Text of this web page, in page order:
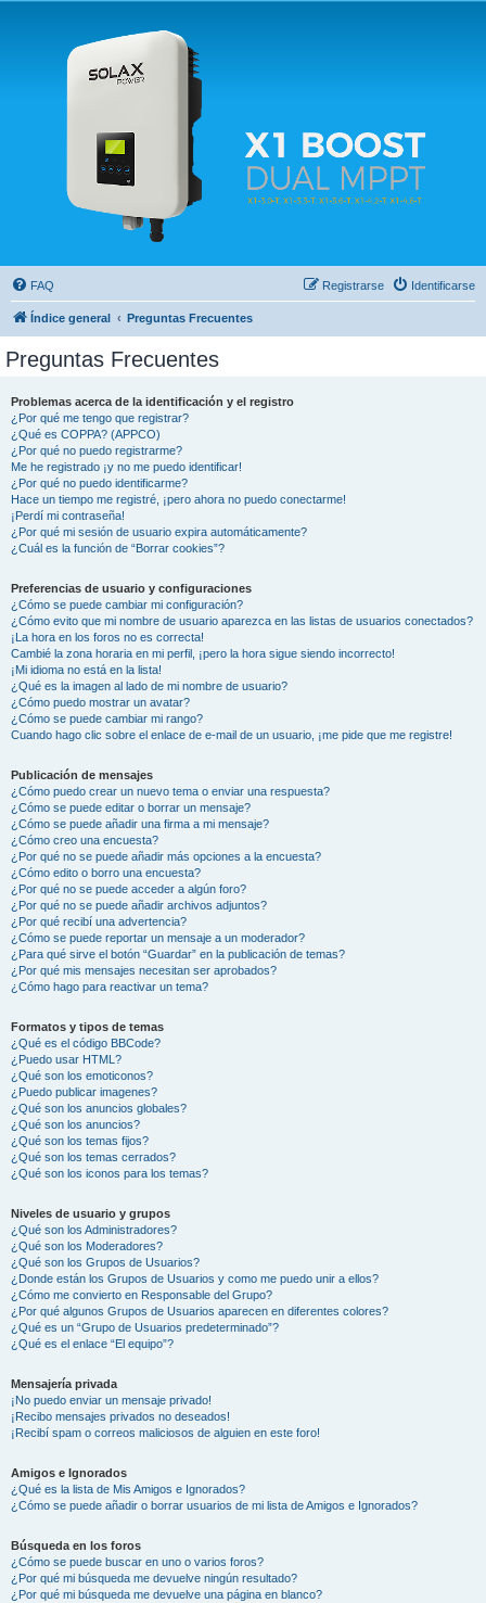
Solax FAQ
Lugar para intercambiar dudas sobre inversores solares Solax y temas relacionados.
FAQ Identificarse
Registrarse
Índice general Preguntas Frecuentes
Preguntas Frecuentes
Problemas acerca de la identificación y el registro
¿Por qué me tengo que registrar?
¿Qué es COPPA? (APPCO)
¿Por qué no puedo registrarme?
Me he registrado ¡y no me puedo identificar!
¿Por qué no puedo identificarme?
Hace un tiempo me registré, ¡pero ahora no puedo conectarme!
¡Perdí mi contraseña!
¿Por qué mi sesión de usuario expira automáticamente?
¿Cuál es la función de “Borrar cookies”?
Preferencias de usuario y configuraciones
¿Cómo se puede cambiar mi configuración?
¿Cómo evito que mi nombre de usuario aparezca en las listas de usuarios conectados?
¡La hora en los foros no es correcta!
Cambié la zona horaria en mi perfil, ¡pero la hora sigue siendo incorrecto!
¡Mi idioma no está en la lista!
¿Qué es la imagen al lado de mi nombre de usuario?
¿Cómo puedo mostrar un avatar?
¿Cómo se puede cambiar mi rango?
Cuando hago clic sobre el enlace de e-mail de un usuario, ¡me pide que me registre!
Publicación de mensajes
¿Cómo puedo crear un nuevo tema o enviar una respuesta?
¿Cómo se puede editar o borrar un mensaje?
¿Cómo se puede añadir una firma a mi mensaje?
¿Cómo creo una encuesta?
¿Por qué no se puede añadir más opciones a la encuesta?
¿Cómo edito o borro una encuesta?
¿Por qué no se puede acceder a algún foro?
¿Por qué no se puede añadir archivos adjuntos?
¿Por qué recibí una advertencia?
¿Cómo se puede reportar un mensaje a un moderador?
¿Para qué sirve el botón “Guardar” en la publicación de temas?
¿Por qué mis mensajes necesitan ser aprobados?
¿Cómo hago para reactivar un tema?
Formatos y tipos de temas
¿Qué es el código BBCode?
¿Puedo usar HTML?
¿Qué son los emoticonos?
¿Puedo publicar imagenes?
¿Qué son los anuncios globales?
¿Qué son los anuncios?
¿Qué son los temas fijos?
¿Qué son los temas cerrados?
¿Qué son los iconos para los temas?
Niveles de usuario y grupos
¿Qué son los Administradores?
¿Qué son los Moderadores?
¿Qué son los Grupos de Usuarios?
¿Donde están los Grupos de Usuarios y como me puedo unir a ellos?
¿Cómo me convierto en Responsable del Grupo?
¿Por qué algunos Grupos de Usuarios aparecen en diferentes colores?
¿Qué es un “Grupo de Usuarios predeterminado”?
¿Qué es el enlace “El equipo”?
Mensajería privada
¡No puedo enviar un mensaje privado!
¡Recibo mensajes privados no deseados!
¡Recibí spam o correos maliciosos de alguien en este foro!
Amigos e Ignorados
¿Qué es la lista de Mis Amigos e Ignorados?
¿Cómo se puede añadir o borrar usuarios de mi lista de Amigos e Ignorados?
Búsqueda en los foros
¿Cómo se puede buscar en uno o varios foros?
¿Por qué mi búsqueda me devuelve ningún resultado?
¿Por qué mi búsqueda me devuelve una página en blanco?